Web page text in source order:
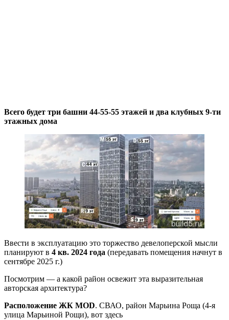
Всего будет три башни 44-55-55 этажей и два клубных 9-ти
этажных дома
Ввести в эксплуатацию это торжество девелоперской мысли
планируют в 4 кв. 2024 года (передавать помещения начнут в
сентябре 2025 г.)
Посмотрим — а какой район освежит эта выразительная
авторская архитектура?
Расположение ЖК MOD. СВАО, район Марьина Роща (4-я
улица Марьиной Рощи), вот здесь